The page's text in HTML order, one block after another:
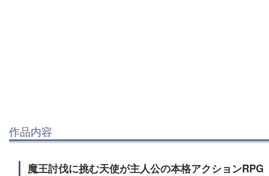
作品内容
魔王討伐に挑む天使が主人公の本格アクションRPG